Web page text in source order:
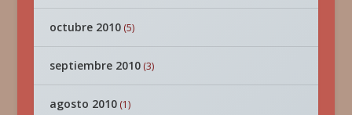
octubre 2010(5)
septiembre 2010(3)
agosto 2010(1)